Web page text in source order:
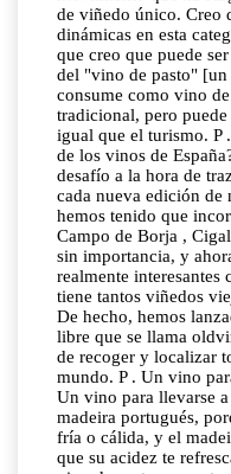
de viñedo único. Creo
dinámicas en esta
que creo que puede
del "vino de pasto"
consume como vino
tradicional, pero
igual que el turismo. P
de los vinos de
desafío a la hora de
cada nueva edición
hemos tenido que
Campo de Borja ,
sin importancia, y
realmente interesantes
tiene tantos viñedos
De hecho, hemos
libre que se llama
de recoger y localizar
mundo. P . Un vino
Un vino para llevarse
madeira portugués,
fría o cálida, y el
que su acidez te